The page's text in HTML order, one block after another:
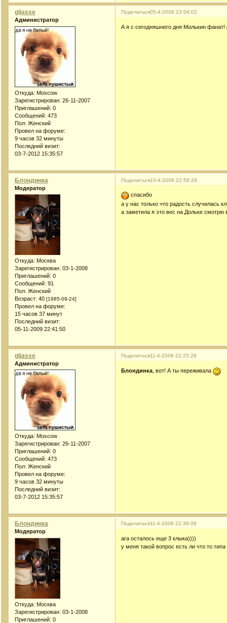
Поделиться05-4-2008 23:04:02
gljasse
Администратор
Откуда: Moscow
Зарегистрирован: 26-11-2007
Приглашений: 0
Сообщений: 473
Пол: Женский
Провел на форуме:
9 часов 32 минуты
Последний визит:
03-7-2012 15:35:57
А я с сегодняшнего дня Молькин фанат!
Поделиться10-4-2008 22:56:28
Блондинка
Модератор
Откуда: Москва
Зарегистрирован: 03-1-2008
Приглашений: 0
Сообщений: 91
Пол: Женский
Возраст: 40 [1985-09-24]
Провел на форуме:
15 часов 37 минут
Последний визит:
05-11-2009 22:41:50
спасибо
а у нас только что радость случилась
а заметила я это вес на Дольке
Поделиться11-4-2008 22:25:28
gljasse
Администратор
Откуда: Moscow
Зарегистрирован: 26-11-2007
Приглашений: 0
Сообщений: 473
Пол: Женский
Провел на форуме:
9 часов 32 минуты
Последний визит:
03-7-2012 15:35:57
Блондинка , вот! А ты переживала
Поделиться11-4-2008 22:39:09
Блондинка
Модератор
Откуда: Москва
Зарегистрирован: 03-1-2008
Приглашений: 0
ага осталось еще 3 клыка))))
у меня такой вопрос есть ли что то